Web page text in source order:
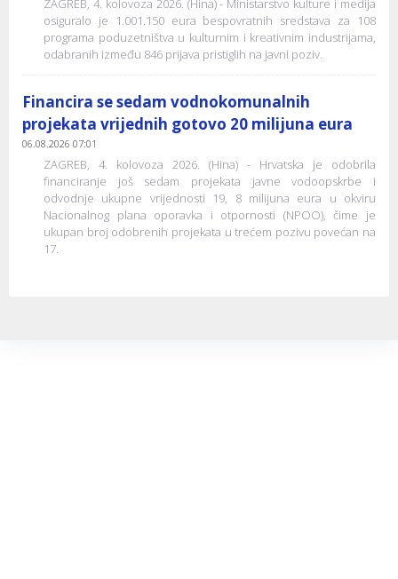
ZAGREB, 4. kolovoza 2026. (Hina) - Ministarstvo kulture i medija
osiguralo je 1.001.150 eura bespovratnih sredstava za 108
programa poduzetništva u kulturnim i kreativnim industrijama,
odabranih između 846 prijava pristiglih na javni poziv.
Financira se sedam vodnokomunalnih
projekata vrijednih gotovo 20 milijuna eura
06.08.2026 07:01
ZAGREB, 4. kolovoza 2026. (Hina) - Hrvatska je odobrila
financiranje još sedam projekata javne vodoopskrbe i
odvodnje ukupne vrijednosti 19, 8 milijuna eura u okviru
Nacionalnog plana oporavka i otpornosti (NPOO), čime je
ukupan broj odobrenih projekata u trećem pozivu povećan na
17.